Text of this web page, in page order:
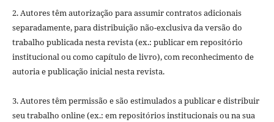
2. Autores têm autorização para assumir contratos adicionais
separadamente, para distribuição não-exclusiva da versão do
trabalho publicada nesta revista (ex.: publicar em repositório
institucional ou como capítulo de livro), com reconhecimento de
autoria e publicação inicial nesta revista.
3. Autores têm permissão e são estimulados a publicar e distribuir
seu trabalho online (ex.: em repositórios institucionais ou na sua